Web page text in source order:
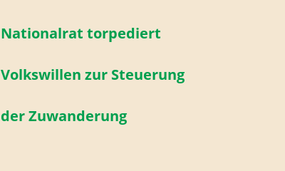
Nationalrat torpediert
Volkswillen zur Steuerung
der Zuwanderung